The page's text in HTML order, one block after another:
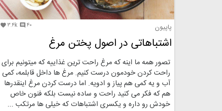
پاپیون
اشتباهاتی در اصول پختن مرغ
تصور همه ما اینه که مرغ راحت ترین غذاییه که میتونیم برای
راحت کردن خودمون درست کنیم. مرغ ها داخل قابلمه، کمی
آب و یه کمی هم پیاز و ادویه. اما درست کردن مرغ اینقدرها
هم که فکر می کنید راحت و ساده نیست بلکه فنون خاص
خودش رو داره و یکسری اشتباهات که خیلی ها مرتکب ...
۳.۴k  ۴۰ 